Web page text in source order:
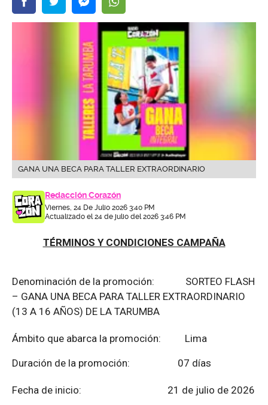
GANA UNA BECA PARA TALLER EXTRAORDINARIO
Redacción Corazón
Viernes, 24 De Julio 2026 3:40 PM
Actualizado el 24 de julio del 2026 3:46 PM
TÉRMINOS Y CONDICIONES CAMPAÑA
Denominación de la promoción: SORTEO FLASH
– GANA UNA BECA PARA TALLER EXTRAORDINARIO
(13 A 16 AÑOS) DE LA TARUMBA
Ámbito que abarca la promoción: Lima
Duración de la promoción: 07 días
Fecha de inicio: 21 de julio de 2026